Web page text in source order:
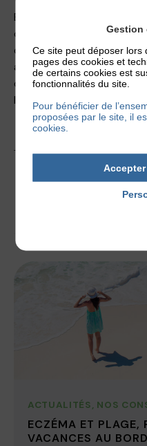
En résumé, en hiver, les
observés à l’intérieur et à
conséquences directes
atteintes de dermatite
davantage leur peau et
limiter la survenue des
8
ACTUALITÉS, NOS
ECZÉMA ET PLAGE,
VACANCES AU
Gestion
Ce site peut déposer lors
pages des cookies et
de certains cookies est
fonctionnalités du site.
Pour bénéficier de
proposées par le site, il
cookies.